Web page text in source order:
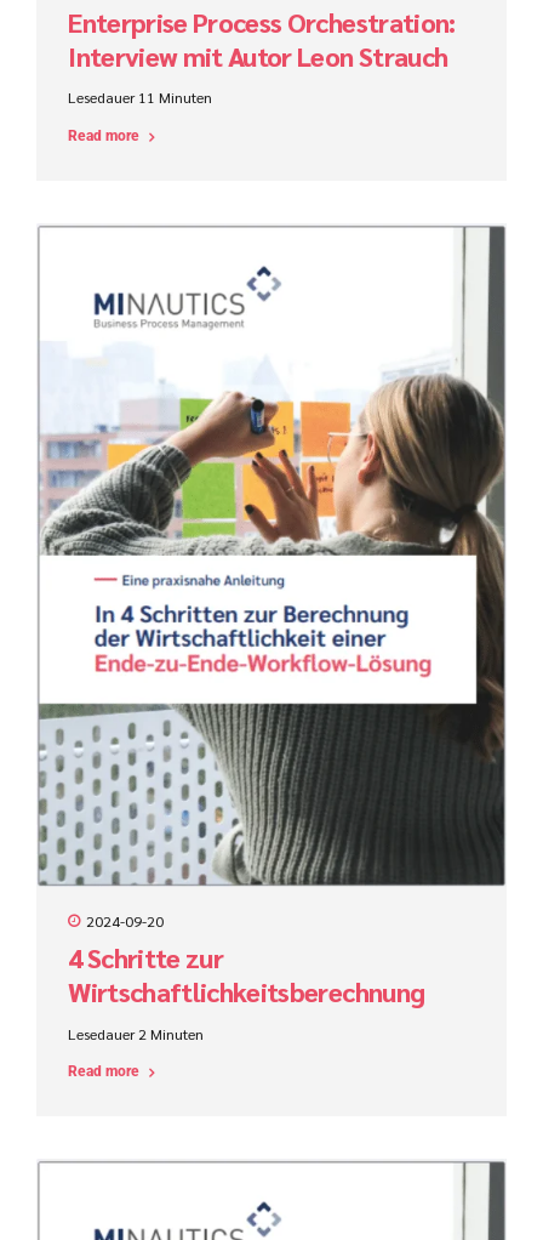
Enterprise Process Orchestration:
Interview mit Autor Leon Strauch
Lesedauer 11 Minuten
Read more
2024-09-20
4 Schritte zur
Wirtschaftlichkeitsberechnung
einer Ende-zu-Ende-Workflow-
Lösung
Lesedauer 2 Minuten
Read more